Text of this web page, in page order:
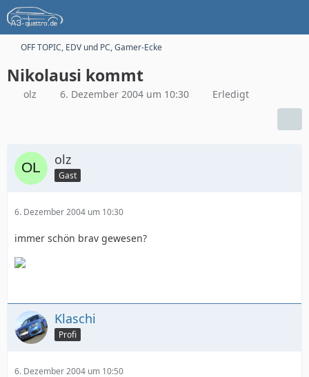
OFF TOPIC, EDV und PC, Gamer-Ecke
Nikolausi kommt
olz 6. Dezember 2004 um 10:30 Erledigt
olz
Gast
6. Dezember 2004 um 10:30
immer schön brav gewesen?
Klaschi
Profi
6. Dezember 2004 um 10:50